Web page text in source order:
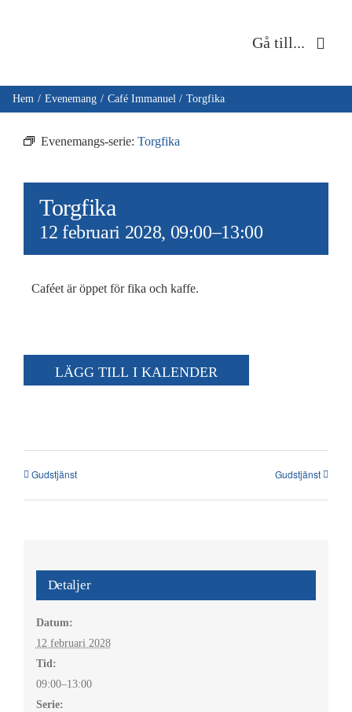
Gå till...
Hem
Om oss
Musik & kultur
Barn & unga
Kalender
Hem Evenemang Café Immanuel Torgfika
Evenemangs-serie: Torgfika
Torgfika
12 februari 2028, 09:00–13:00
Caféet är öppet för fika och kaffe.
LÄGG TILL I KALENDER
Gudstjänst Gudstjänst
Detaljer
Datum:
12 februari 2028
Tid:
09:00–13:00
Serie: